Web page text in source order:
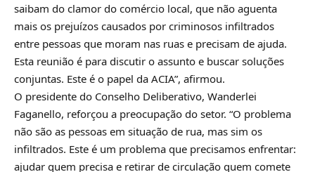
saibam do clamor do comércio local, que não aguenta
mais os prejuízos causados por criminosos infiltrados
entre pessoas que moram nas ruas e precisam de ajuda.
Esta reunião é para discutir o assunto e buscar soluções
conjuntas. Este é o papel da ACIA”, afirmou.
O presidente do Conselho Deliberativo, Wanderlei
Faganello, reforçou a preocupação do setor. “O problema
não são as pessoas em situação de rua, mas sim os
infiltrados. Este é um problema que precisamos enfrentar:
ajudar quem precisa e retirar de circulação quem comete